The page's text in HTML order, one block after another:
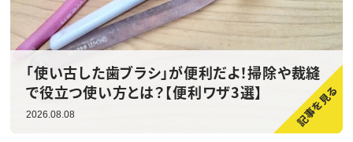
「使い古した歯ブラシ」が便利だよ！掃除や裁縫
で役立つ使い方とは？【便利ワザ3選】
2026.08.08